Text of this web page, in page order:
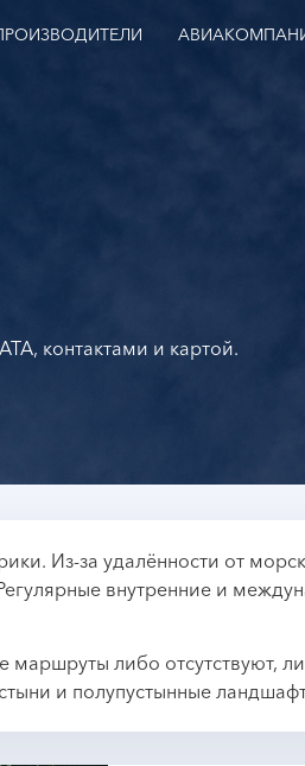
контактами и картой.
Из-за удалённости от
внутренние и
маршруты либо отсутствуют,
и полупустынные